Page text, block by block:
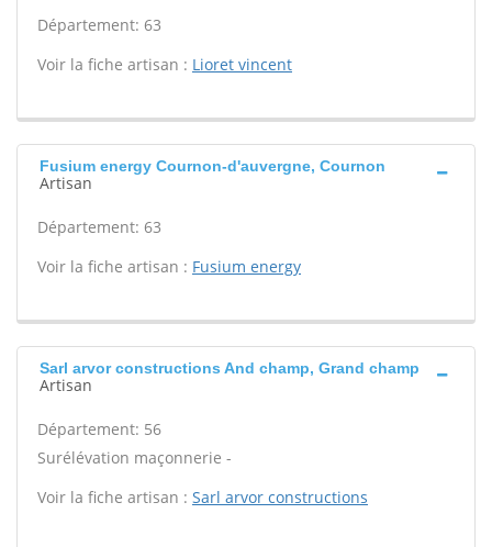
Département: 63
Voir la fiche artisan : Lioret vincent
Fusium energy Cournon-d'auvergne, Cournon
Artisan
Département: 63
Voir la fiche artisan : Fusium energy
Sarl arvor constructions And champ, Grand champ
Artisan
Département: 56
Surélévation maçonnerie -
Voir la fiche artisan : Sarl arvor constructions